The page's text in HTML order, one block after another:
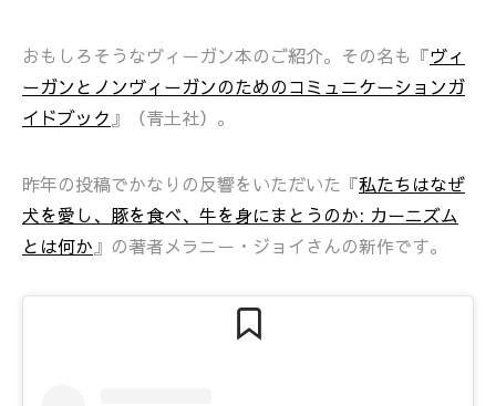
おもしろそうなヴィーガン本のご紹介。その名も『ヴィ
ーガンとノンヴィーガンのためのコミュニケーションガ
イドブック 』（青土社）。
昨年の投稿でかなりの反響をいただいた『私たちはなぜ
犬を愛し、豚を食べ、牛を身にまとうのか: カーニズム
とは何か 』の著者メラニー・ジョイさんの新作です。